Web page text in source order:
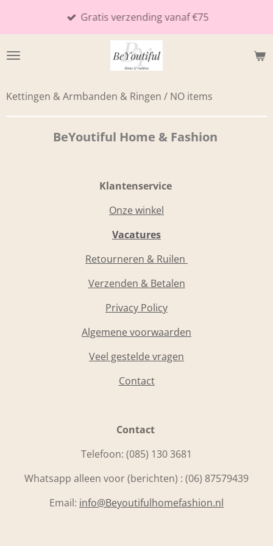
de
Gratis verzending vanaf €75
Kettingen & Armbanden & Ringen / NO items
BeYoutiful Home & Fashion
Klantenservice
Onze winkel
Vacatures
Retourneren & Ruilen
Verzenden & Betalen
Privacy Policy
Algemene voorwaarden
Veel gestelde vragen
Contact
Contact
Telefoon: (085) 130 3681
Whatsapp alleen voor (berichten) : (06) 87579439
Email: info@Beyoutifulhomefashion.nl